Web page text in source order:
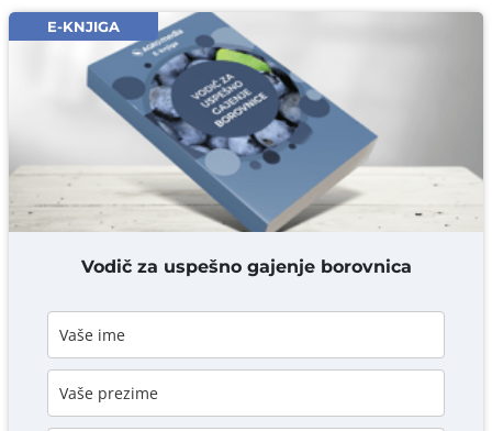
Email* obavezno
Komentar* obavezno
DODAJ KOMENTAR
E-KNJIGA
Vodič za uspešno gajenje borovnica